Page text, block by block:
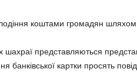
коштами громадян
шахраї представляються
банківської картки просять